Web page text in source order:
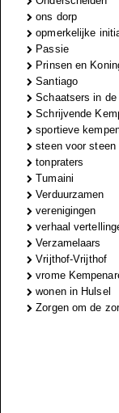
ons dorp
opmerkelijke
Passie
Prinsen en
Santiago
Schaatsers in de
Schrijvende
sportieve
steen voor steen
tonpraters
Tumaini
Verduurzamen
verenigingen
verhaal
Verzamelaars
Vrijthof-Vrijthof
vrome
wonen in Hulsel
Zorgen om de